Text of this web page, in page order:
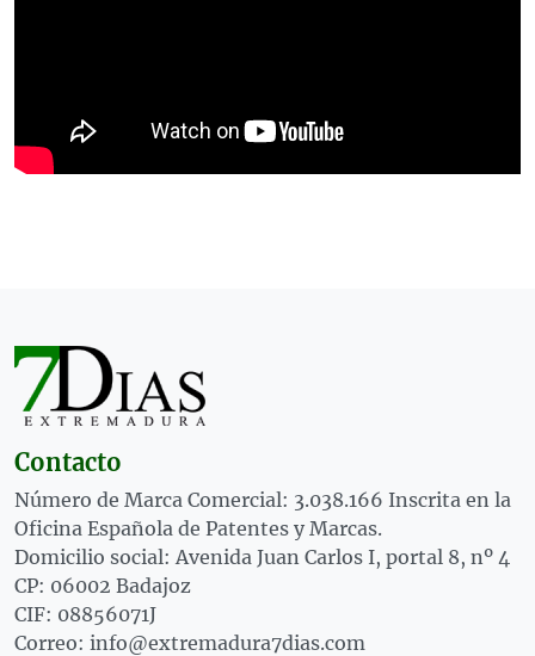
Contacto
Número de Marca Comercial: 3.038.166 Inscrita en la
Oficina Española de Patentes y Marcas.
Domicilio social: Avenida Juan Carlos I, portal 8, nº 4
CP: 06002 Badajoz
CIF: 08856071J
Correo: info@extremadura7dias.com